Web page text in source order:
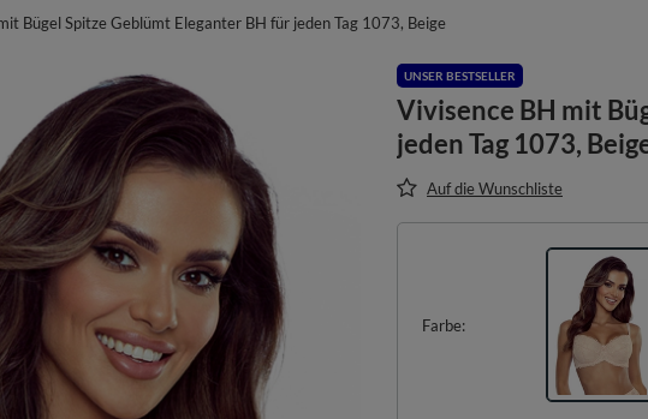
Bügel Spitze Geblümt Eleganter BH für jeden Tag 1073, Beige
UNSER BESTSELLER
Vivisence BH mit
jeden Tag 1073,
Auf die Wunschliste
Farbe